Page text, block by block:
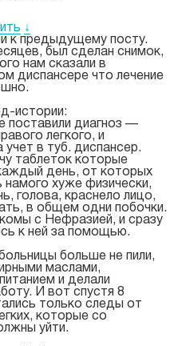
↓
к предыдущему посту.
был сделан снимок,
нам сказали в
диспансере что лечение
истории:
поставили диагноз —
легкого, и
учет в туб. диспансер.
таблеток которые
день, от которых
намого хуже физически,
голова, краснело лицо,
в общем одни побочки.
с Нефразией, и сразу
к ней за помощью.
больницы больше не пили,
маслами,
и делали
И вот спустя 8
только следы от
которые со
уйти.